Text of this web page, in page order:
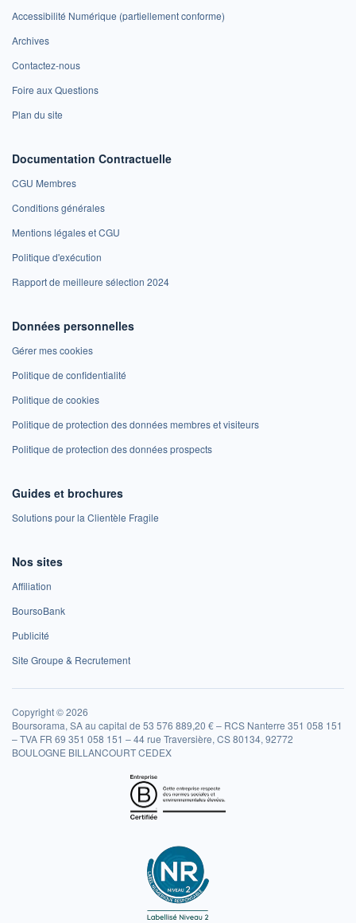
Accessibilité Numérique (partiellement conforme)
Archives
Contactez-nous
Foire aux Questions
Plan du site
Documentation Contractuelle
CGU Membres
Conditions générales
Mentions légales et CGU
Politique d'exécution
Rapport de meilleure sélection 2024
Données personnelles
Gérer mes cookies
Politique de confidentialité
Politique de cookies
Politique de protection des données membres et visiteurs
Politique de protection des données prospects
Guides et brochures
Solutions pour la Clientèle Fragile
Nos sites
Affiliation
BoursoBank
Publicité
Site Groupe & Recrutement
Copyright © 2026
Boursorama, SA au capital de 53 576 889,20 € – RCS Nanterre 351 058 151
– TVA FR 69 351 058 151 – 44 rue Traversière, CS 80134, 92772
BOULOGNE BILLANCOURT CEDEX